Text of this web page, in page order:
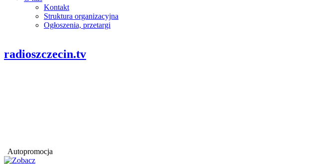
Kontakt
Struktura organizacyjna
Ogłoszenia, przetargi
radioszczecin.tv
Autopromocja